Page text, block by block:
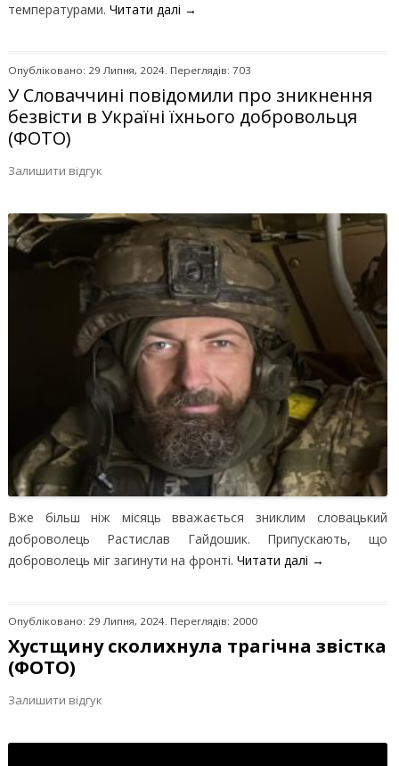
температурами. Читати далі →
Опубліковано: 29 Липня, 2024. Переглядів: 703
У Словаччині повідомили про зникнення
безвісти в Україні їхнього добровольця
(ФОТО)
Залишити відгук
Вже більш ніж місяць вважається зниклим словацький
доброволець Растислав Гайдошик. Припускають, що
доброволець міг загинути на фронті. Читати далі →
Опубліковано: 29 Липня, 2024. Переглядів: 2000
Хустщину сколихнула трагічна звістка
(ФОТО)
Залишити відгук